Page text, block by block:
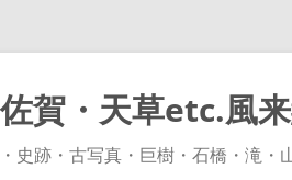
賀・天草etc.風
史跡・古写真・巨樹・石橋・滝・